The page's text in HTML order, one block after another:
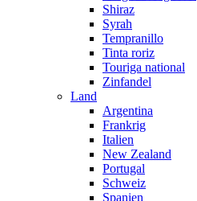
Shiraz
Syrah
Tempranillo
Tinta roriz
Touriga national
Zinfandel
Land
Argentina
Frankrig
Italien
New Zealand
Portugal
Schweiz
Spanien